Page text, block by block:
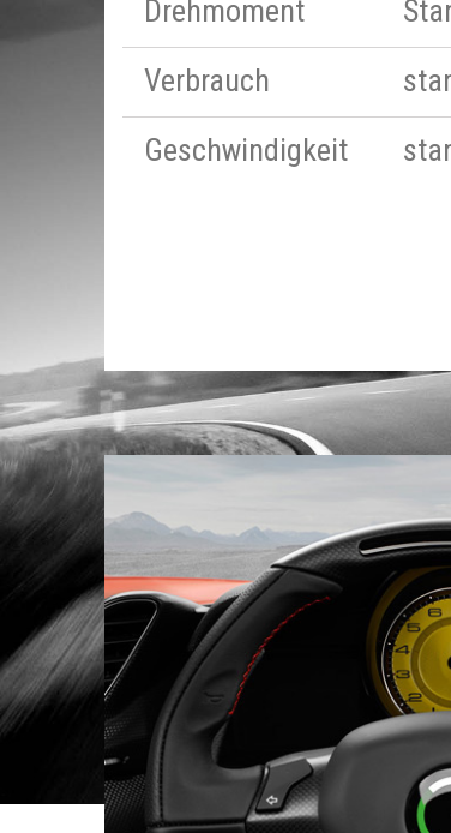
Drehmoment
Verbrauch
Geschwindigkeit